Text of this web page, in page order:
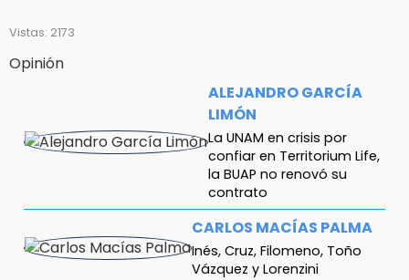
Vistas: 2173
Opinión
ALEJANDRO GARCÍA
LIMÓN
La UNAM en crisis por
confiar en Territorium Life,
la BUAP no renovó su
contrato
CARLOS MACÍAS PALMA
Inés, Cruz, Filomeno, Toño
Vázquez y Lorenzini